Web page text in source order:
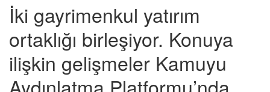
İki gayrimenkul yatırım
ortaklığı birleşiyor. Konuya
ilişkin gelişmeler Kamuyu